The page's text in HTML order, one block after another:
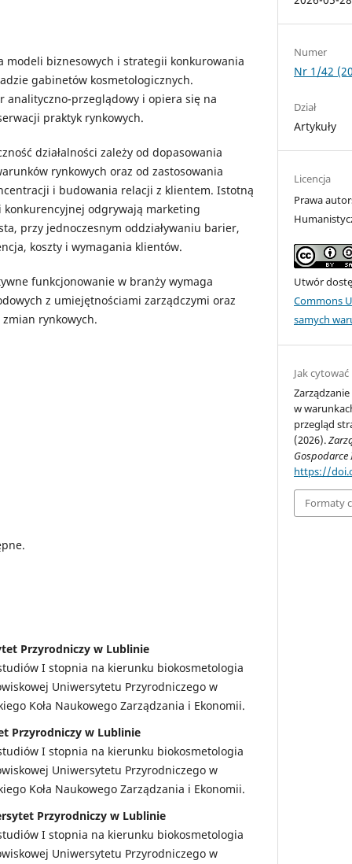
modeli biznesowych i strategii konkurowania
gabinetów kosmetologicznych.
analityczno-przeglądowy i opiera się na
praktyk rynkowych.
działalności zależy od dopasowania
rynkowych oraz od zastosowania
i budowania relacji z klientem. Istotną
odgrywają marketing
przy jednoczesnym oddziaływaniu barier,
koszty i wymagania klientów.
funkcjonowanie w branży wymaga
z umiejętnościami zarządczymi oraz
rynkowych.
Przyrodniczy w Lublinie
I stopnia na kierunku biokosmetologia
Uniwersytetu Przyrodniczego w
Koła Naukowego Zarządzania i Ekonomii.
Przyrodniczy w Lublinie
I stopnia na kierunku biokosmetologia
Uniwersytetu Przyrodniczego w
Koła Naukowego Zarządzania i Ekonomii.
Przyrodniczy w Lublinie
I stopnia na kierunku biokosmetologia
Uniwersytetu Przyrodniczego w
Numer
Nr 1/42
Dział
Artykuły
Licencja
Prawa
Utwór
Commons
samych
Jak cytować
w
przegląd
(2026).
Gospodarce
https://
Formaty